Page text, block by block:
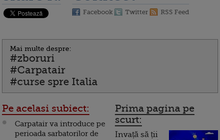
Facebook Twitter RSS Feed
Mai multe despre:
#zboruri
#Carpatair
#curse spre Italia
Pe acelasi subiect:
Carpatair va introduce pe
perioada sarbatorilor de
Prima pagina pe
scurt:
Invață să ții